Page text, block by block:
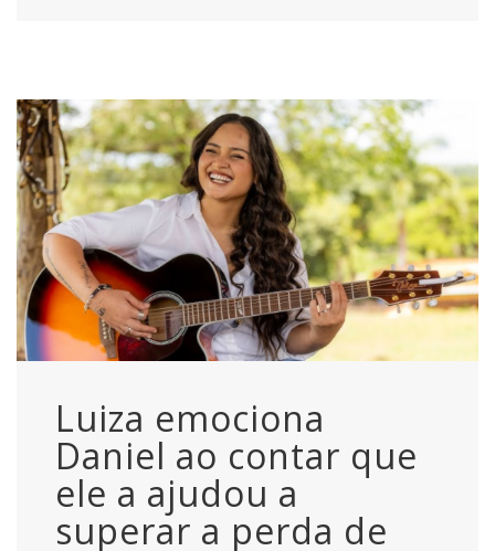
Luiza emociona
Daniel ao contar que
ele a ajudou a
superar a perda de